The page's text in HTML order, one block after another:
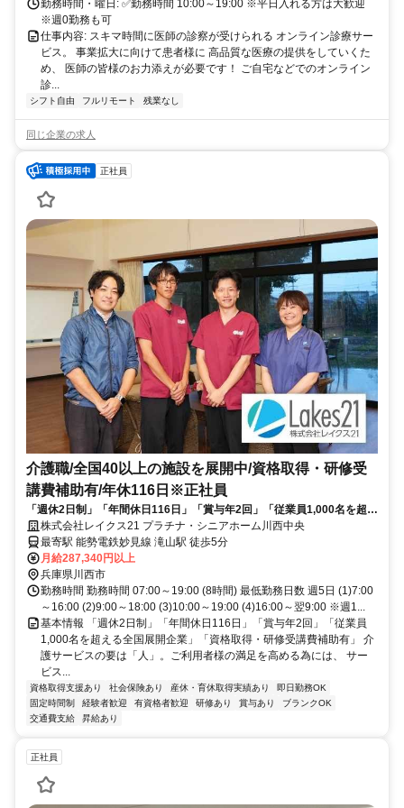
勤務時間・曜日: ✅勤務時間 10:00～19:00 ※平日入れる方は大歓迎
※週0勤務も可
仕事内容: スキマ時間に医師の診察が受けられる オンライン診療サー
ビス。 事業拡大に向けて患者様に 高品質な医療の提供をしていくた
め、 医師の皆様のお力添えが必要です！ ご自宅などでのオンライン
診...
シフト自由 フルリモート 残業なし
同じ企業の求人
正社員
介護職/全国40以上の施設を展開中/資格取得・研修受
講費補助有/年休116日※正社員
「週休2日制」「年間休日116日」「賞与年2回」「従業員1,000名を超え
る全国展開企業」「資格取得・研修受講費補助有」
株式会社レイクス21 プラチナ・シニアホーム川西中央
最寄駅 能勢電鉄妙見線 滝山駅 徒歩5分
月給287,340円以上
兵庫県川西市
勤務時間 勤務時間 07:00～19:00 (8時間) 最低勤務日数 週5日 (1)7:00
～16:00 (2)9:00～18:00 (3)10:00～19:00 (4)16:00～翌9:00 ※週1...
基本情報 「週休2日制」「年間休日116日」「賞与年2回」「従業員
1,000名を超える全国展開企業」「資格取得・研修受講費補助有」 介
護サービスの要は「人」。ご利用者様の満足を高める為には、 サー
ビス...
資格取得支援あり 社会保険あり 産休・育休取得実績あり
即日勤務OK
固定時間制
経験者歓迎 有資格者歓迎 研修あり 賞与あり
ブランクOK
交通費支給
昇給あり
正社員